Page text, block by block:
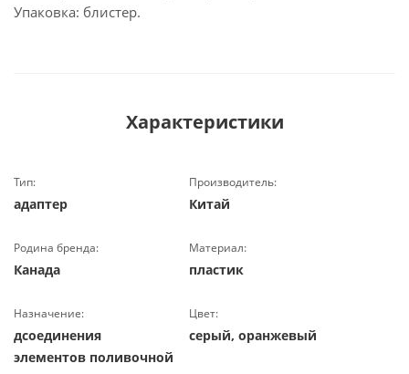
Упаковка: блистер.
Характеристики
Тип:
адаптер
Производитель:
Китай
Родина бренда:
Канада
Материал:
пластик
Назначение:
дсоединения
элементов поливочной
Цвет:
серый, оранжевый